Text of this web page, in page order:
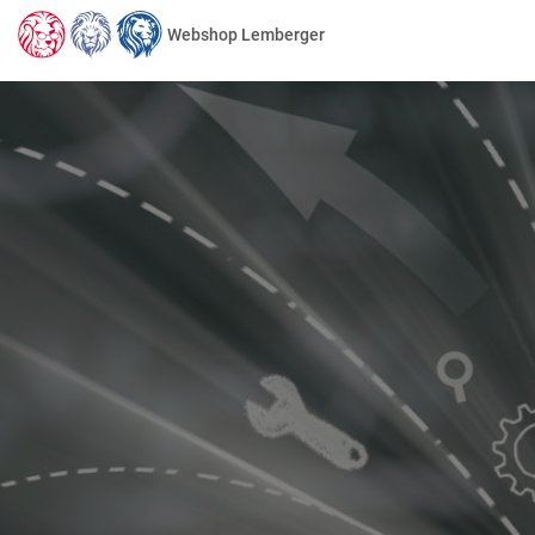
Webshop Lemberger